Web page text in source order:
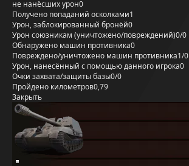
не нанёсших урон0
Получено попаданий осколками1
Урон, заблокированный бронёй0
Урон союзникам (уничтожено/повреждений)0/0
Обнаружено машин противника0
Повреждено/уничтожено машин противника1/0
Урон, нанесённый с помощью данного игрока0
Очки захвата/защиты базы0/0
Пройдено километров0,79
Закрыть